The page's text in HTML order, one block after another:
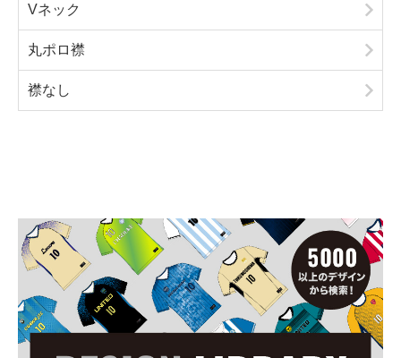
Vネック
丸ポロ襟
襟なし